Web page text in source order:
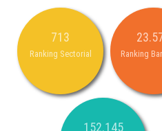
713
Ranking Sectorial Ranking
152.145